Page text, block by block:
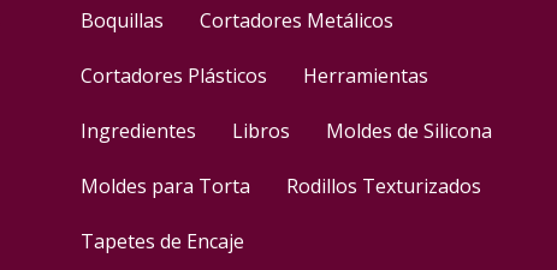
Boquillas Cortadores Metálicos
Cortadores Plásticos Herramientas
Ingredientes Libros Moldes de Silicona
Moldes para Torta Rodillos Texturizados
Tapetes de Encaje